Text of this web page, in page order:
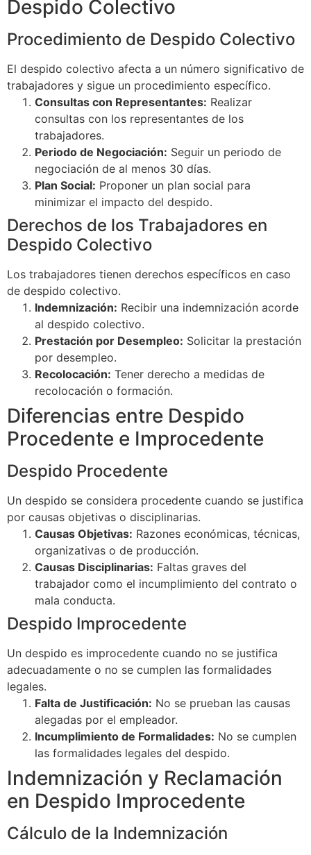
Despido Colectivo
Procedimiento de Despido Colectivo
El despido colectivo afecta a un número significativo de
trabajadores y sigue un procedimiento específico.
Consultas con Representantes: Realizar
consultas con los representantes de los
trabajadores.
Periodo de Negociación: Seguir un periodo de
negociación de al menos 30 días.
Plan Social: Proponer un plan social para
minimizar el impacto del despido.
Derechos de los Trabajadores en
Despido Colectivo
Los trabajadores tienen derechos específicos en caso
de despido colectivo.
Indemnización: Recibir una indemnización acorde
al despido colectivo.
Prestación por Desempleo: Solicitar la prestación
por desempleo.
Recolocación: Tener derecho a medidas de
recolocación o formación.
Diferencias entre Despido
Procedente e Improcedente
Despido Procedente
Un despido se considera procedente cuando se justifica
por causas objetivas o disciplinarias.
Causas Objetivas: Razones económicas, técnicas,
organizativas o de producción.
Causas Disciplinarias: Faltas graves del
trabajador como el incumplimiento del contrato o
mala conducta.
Despido Improcedente
Un despido es improcedente cuando no se justifica
adecuadamente o no se cumplen las formalidades
legales.
Falta de Justificación: No se prueban las causas
alegadas por el empleador.
Incumplimiento de Formalidades: No se cumplen
las formalidades legales del despido.
Indemnización y Reclamación
en Despido Improcedente
Cálculo de la Indemnización